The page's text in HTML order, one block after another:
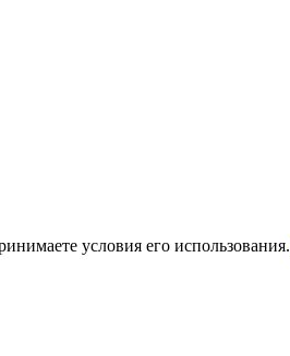
условия его использования.